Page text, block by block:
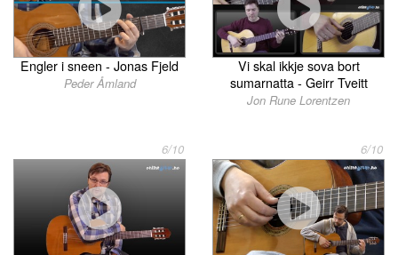
Engler i sneen - Jonas Fjeld
Peder Åmland
Vi skal ikkje sova bort
sumarnatta - Geirr Tveitt
Jon Rune Lorentzen
6/10 6/10